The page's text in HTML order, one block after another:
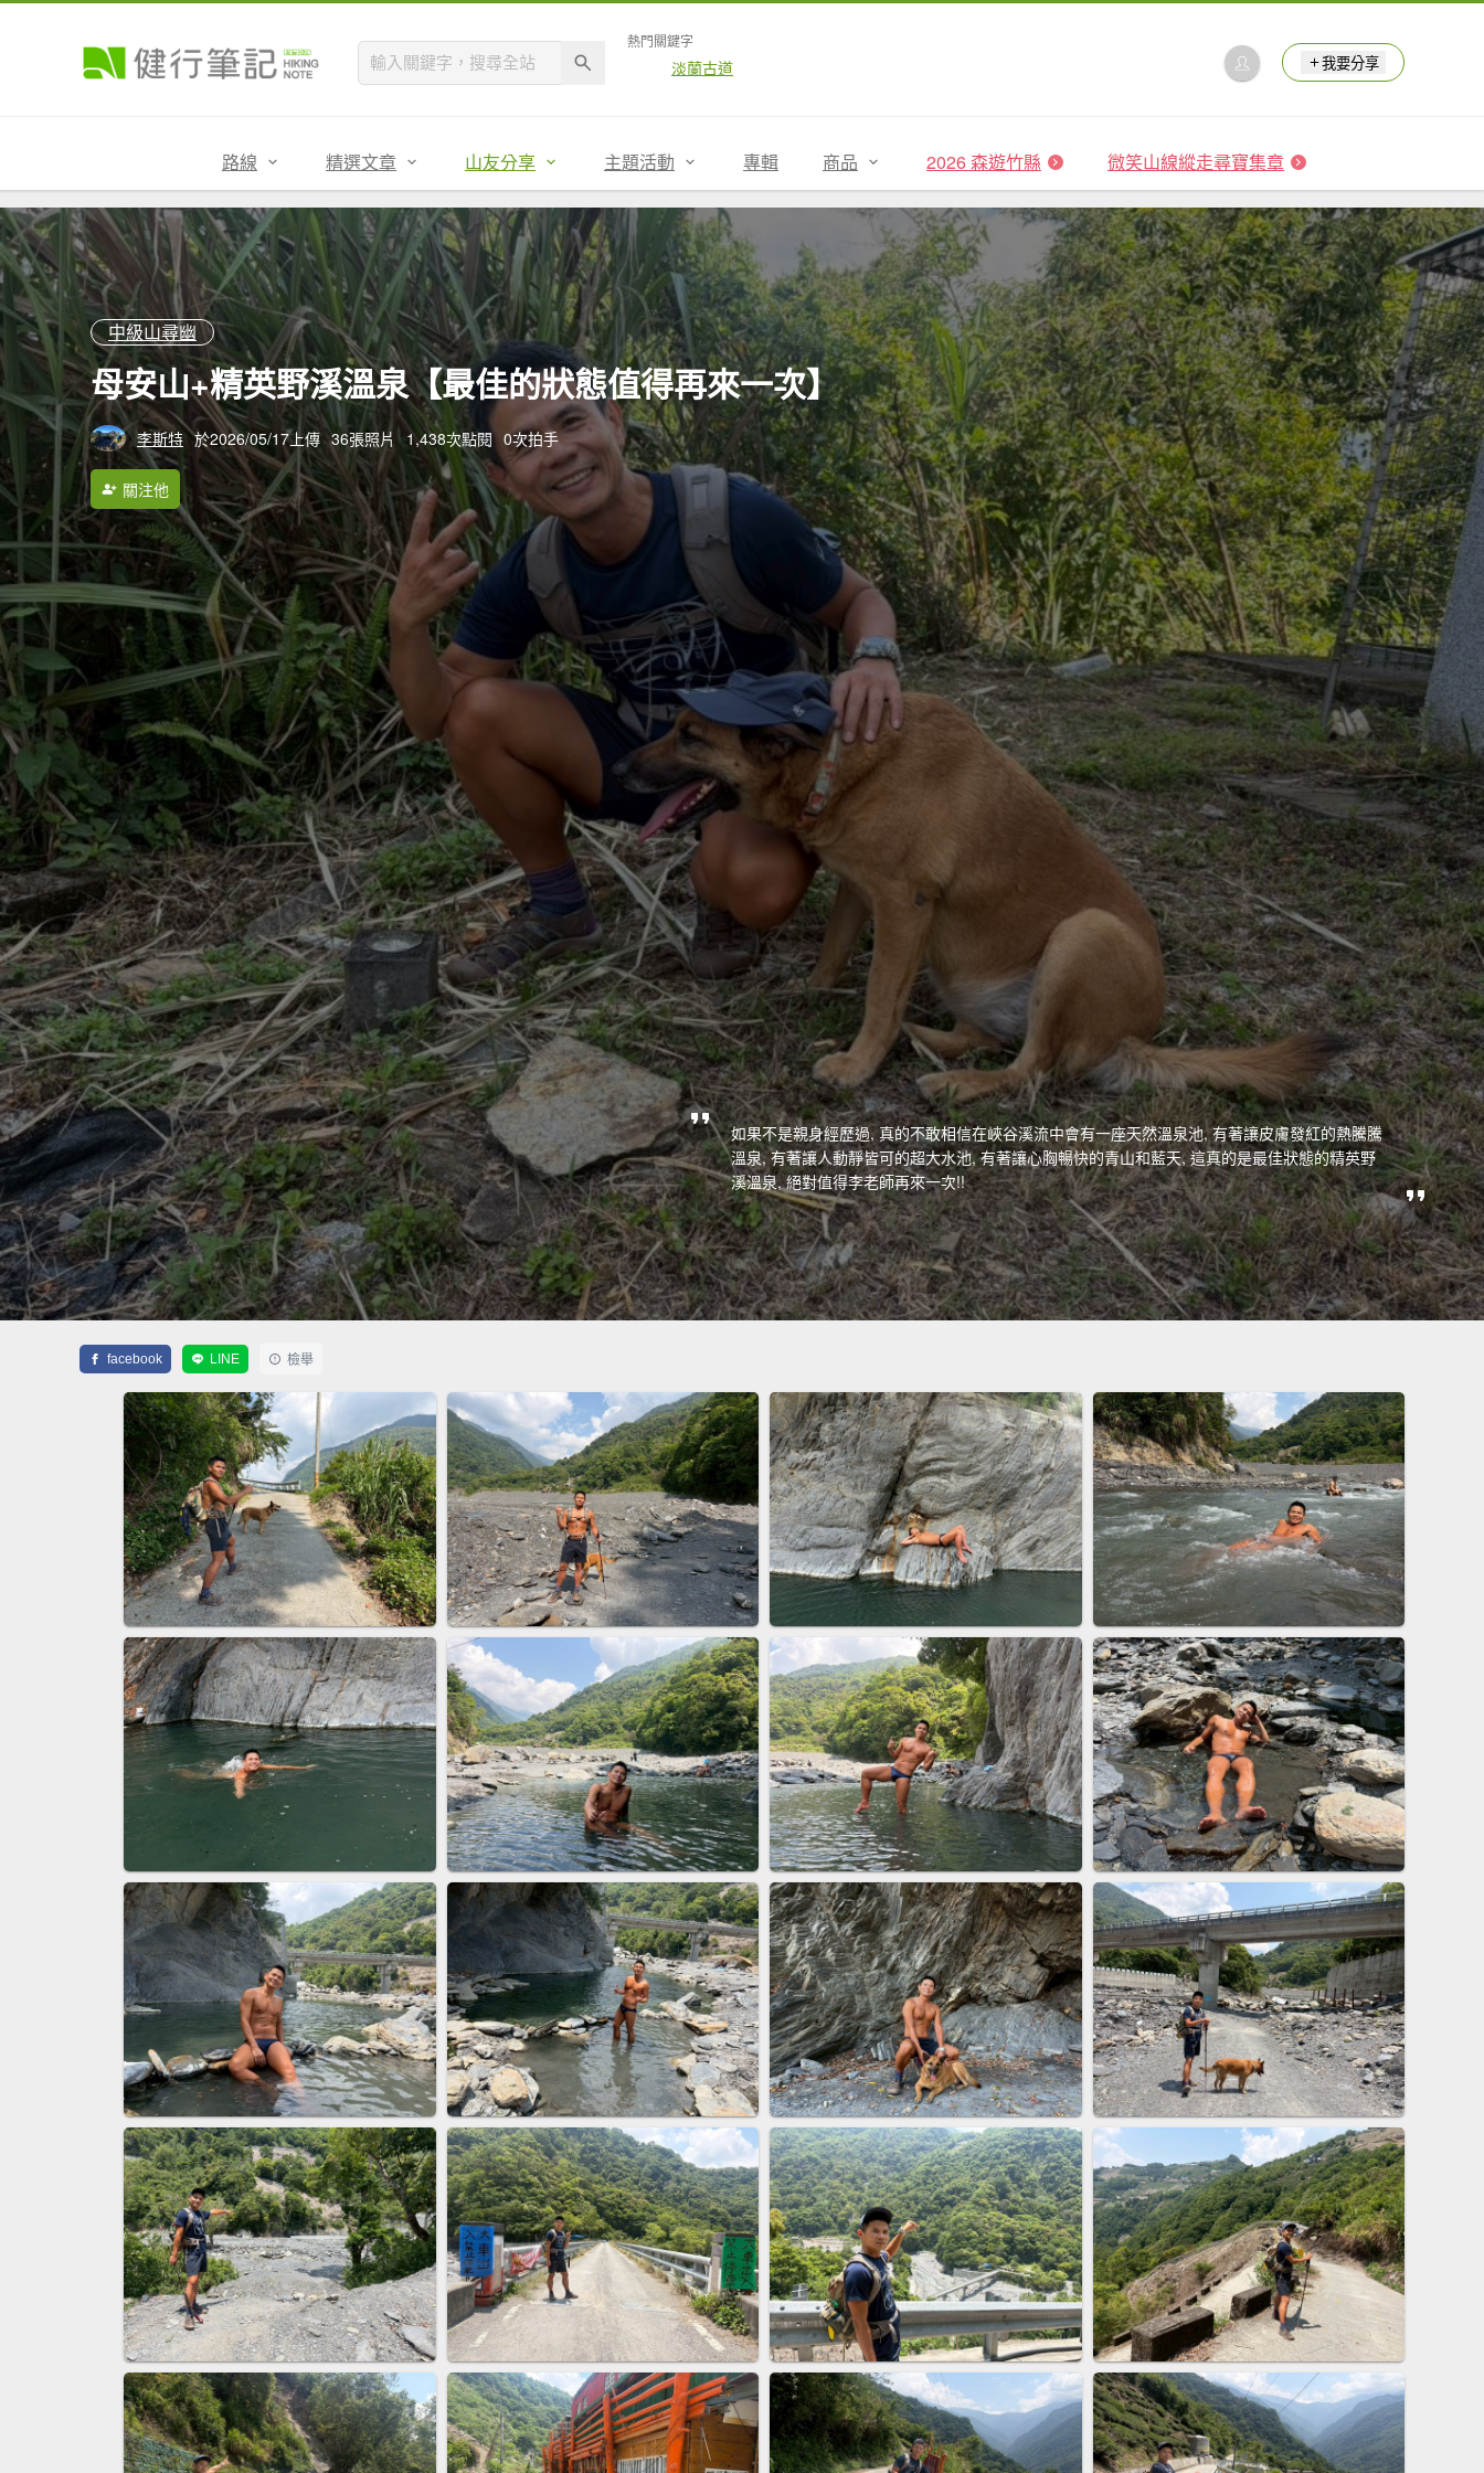
熱門關鍵字
淡蘭古道 我要分享
路線 精選文章 山友分享 主題活動 專輯 商品 2026 森遊竹縣 微笑山線縱走尋寶集章
中級山尋幽
母安山+精英野溪溫泉【最佳的狀態值得再來一次】
李斯特 於2026/05/17上傳 36張照片 1,438次點閱 0次拍手
關注他
如果不是親身經歷過, 真的不敢相信在峽谷溪流中會有一座天然溫泉池, 有著讓皮膚發紅的熱騰騰
溫泉, 有著讓人動靜皆可的超大水池, 有著讓心胸暢快的青山和藍天, 這真的是最佳狀態的精英野
溪溫泉, 絕對值得李老師再來一次!!
facebook LINE 檢舉